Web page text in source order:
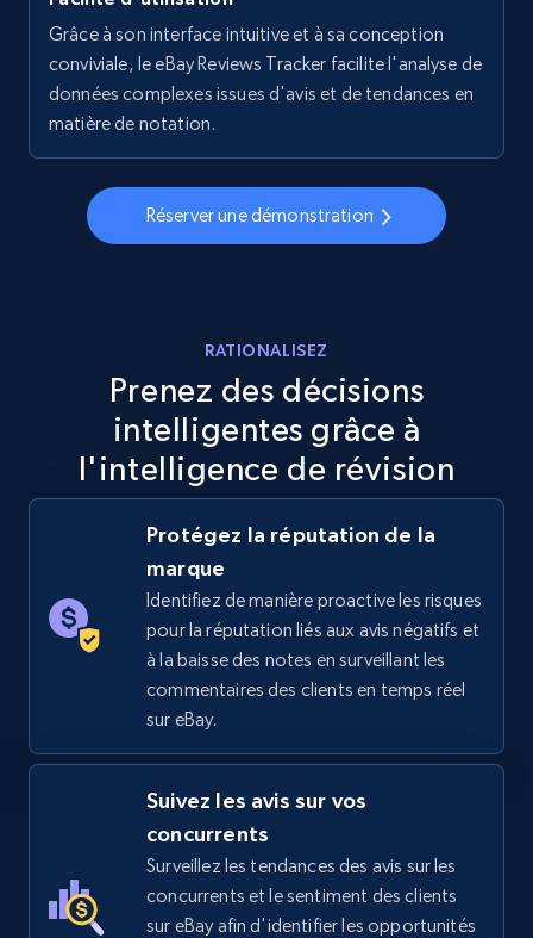
specific keywords
URL, Final price, Sku, Currency, Gtin,
Specifications, Image urls, Top reviews, and
more.
5.6K+ 875+ Commencer
Specifications, Image urls, Top reviews, and
875+
TikTok Shop
URL, Title, Available, Description, Currency, Initial
price, Final price, Discount percent, and more.
667+
TikTok Shop - category
URL, Title, Available, Description, Currency, Initial
price, Final price, Discount percent, and more.
Grâce à son interface intuitive et à sa conception
conviviale, le eBay Reviews Tracker facilite l'analyse de
données complexes issues d'avis et de tendances en
matière de notation.
Réserver une démonstration
RATIONALISEZ
Prenez des décisions
intelligentes grâce à
l'intelligence de révision
Protégez la réputation de la
marque
Identifiez de manière proactive les risques
pour la réputation liés aux avis négatifs et
à la baisse des notes en surveillant les
commentaires des clients en temps réel
sur eBay.
Suivez les avis sur vos
concurrents
Surveillez les tendances des avis sur les
concurrents et le sentiment des clients
sur eBay afin d'identifier les opportunités